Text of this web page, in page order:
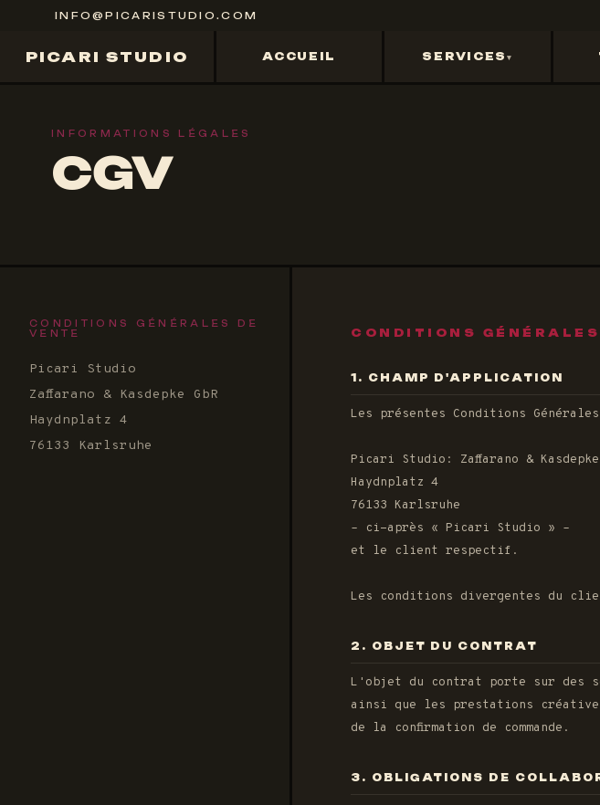
INFO@PICARISTUDIO.COM
PICARI STUDIO ACCUEIL SERVICES
INFORMATIONS LÉGALES
CGV
CONDITIONS GÉNÉRALES DE
VENTE
Picari Studio
Zaffarano & Kasdepke GbR
Haydnplatz 4
76133 Karlsruhe
CONDITIONS
1. CHAMP D'APPLICATION
Les présentes Conditions
Picari Studio: Zaffarano & Kasdepke
Haydnplatz 4
76133 Karlsruhe
– ci-après « Picari Studio » –
et le client respectif.
Les conditions divergentes du
2. OBJET DU CONTRAT
L'objet du contrat porte sur des
ainsi que les prestations
de la confirmation de commande.
3. OBLIGATIONS DE